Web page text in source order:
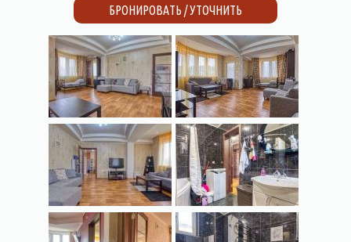
БРОНИРОВАТЬ / УТОЧНИТЬ